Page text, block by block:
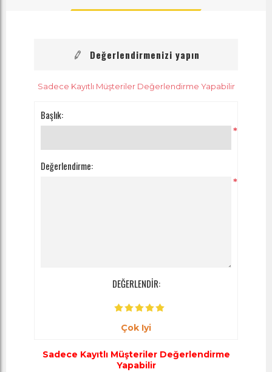
Değerlendirmenizi yapın
Sadece Kayıtlı Müşteriler Değerlendirme Yapabilir
Başlık:
*
Değerlendirme:
*
DEĞERLENDİR:
Çok Iyi
Sadece Kayıtlı Müşteriler Değerlendirme
Yapabilir